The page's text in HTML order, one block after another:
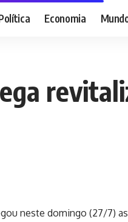
Economia
neste domingo (27/7)